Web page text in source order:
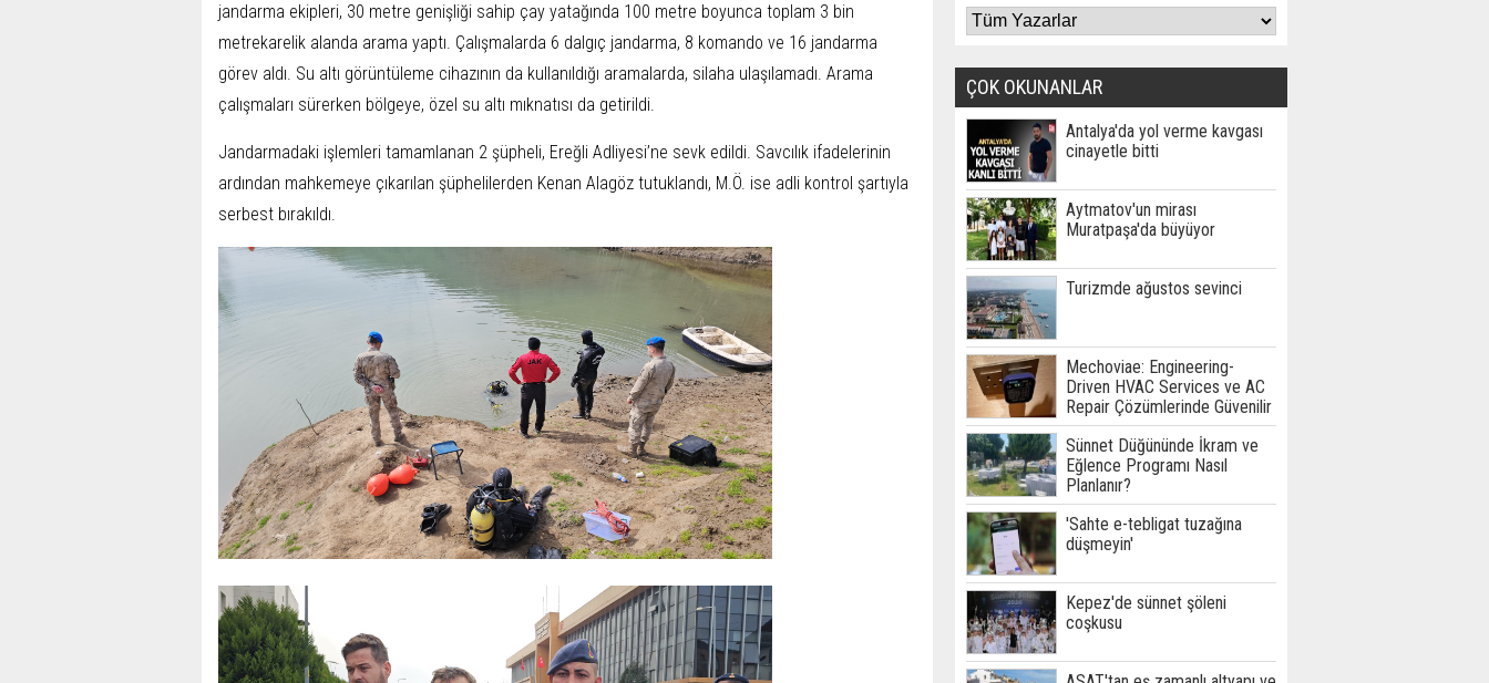
jandarma ekipleri, 30 metre genişliği sahip çay yatağında 100 metre boyunca toplam 3 bin
metrekarelik alanda arama yaptı. Çalışmalarda 6 dalgıç jandarma, 8 komando ve 16 jandarma
görev aldı. Su altı görüntüleme cihazının da kullanıldığı aramalarda, silaha ulaşılamadı. Arama
çalışmaları sürerken bölgeye, özel su altı mıknatısı da getirildi.
Jandarmadaki işlemleri tamamlanan 2 şüpheli, Ereğli Adliyesi’ne sevk edildi. Savcılık ifadelerinin
ardından mahkemeye çıkarılan şüphelilerden Kenan Alagöz tutuklandı, M.Ö. ise adli kontrol şartıyla
serbest bırakıldı.
ÇOK OKUNANLAR
Antalya'da yol verme kavgası
cinayetle bitti
Aytmatov'un mirası
Muratpaşa'da büyüyor
Turizmde ağustos sevinci
Mechoviae: Engineering-
Driven HVAC Services ve AC
Repair Çözümlerinde Güvenilir
Teknik Hizmet Ortağınız
Sünnet Düğününde İkram ve
Eğlence Programı Nasıl
Planlanır?
'Sahte e-tebligat tuzağına
düşmeyin'
Kepez'de sünnet şöleni
coşkusu